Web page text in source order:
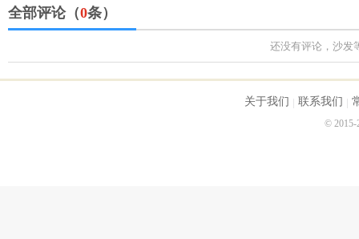
全部评论（0条）
还没有评论，沙发
关于我们 联系我们
© 2015-